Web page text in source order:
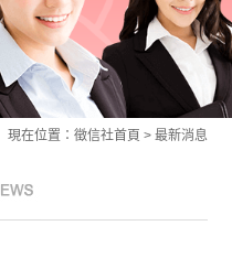
現在位置： 徵信社首頁 > 最新消息